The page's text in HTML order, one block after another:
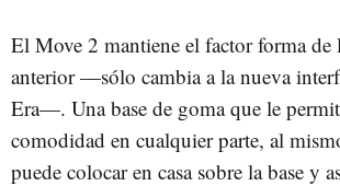
El Move 2 mantiene el factor forma de
anterior —sólo cambia a la nueva
Era—. Una base de goma que le
comodidad en cualquier parte, al
puede colocar en casa sobre la base y